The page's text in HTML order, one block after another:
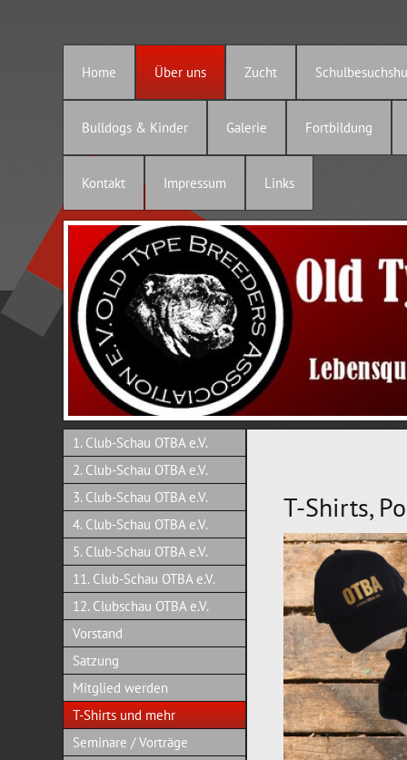
Home Über uns Zucht
Bulldogs & Kinder Galerie Fortbildung
Kontakt Impressum Links
1. Club-Schau OTBA e.V.
2. Club-Schau OTBA e.V.
3. Club-Schau OTBA e.V.
4. Club-Schau OTBA e.V.
5. Club-Schau OTBA e.V.
11. Club-Schau OTBA e.V.
12. Clubschau OTBA e.V.
Vorstand
Satzung
Mitglied werden
T-Shirts und mehr
Seminare / Vorträge
T-Shirts,